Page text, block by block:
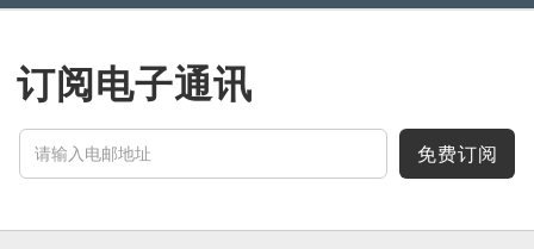
订阅电子通讯
免费订阅